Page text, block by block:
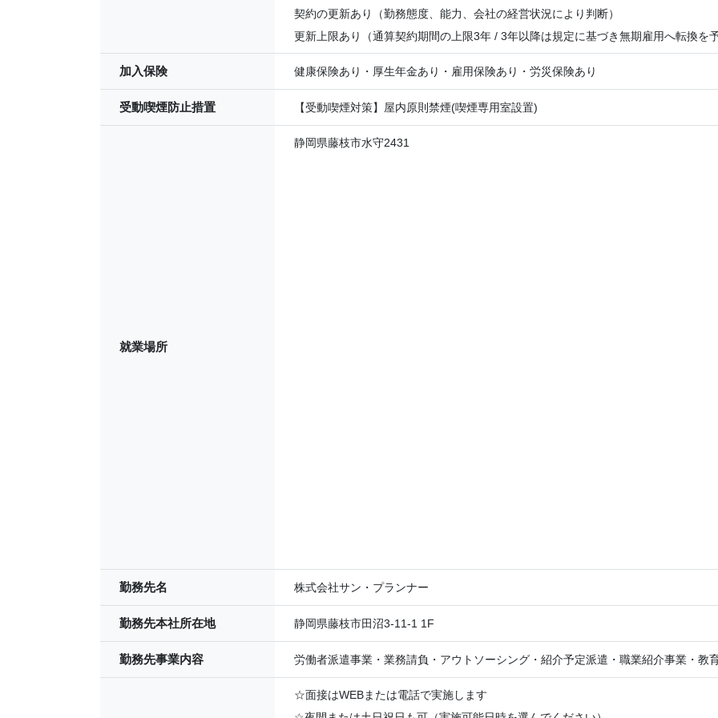
契約の更新あり（勤務態度、能力、会社の経営状況により判断）
更新上限あり（通算契約期間の上限3年 / 3年以降は規定に基づき無期雇用へ転換を
加入保険 健康保険あり・厚生年金あり・雇用保険あり・労災保険あり
受動喫煙防止措置 【受動喫煙対策】屋内原則禁煙(喫煙専用室設置)
就業場所
静岡県藤枝市水守2431
勤務先名 株式会社サン・プランナー
勤務先本社所在地 静岡県藤枝市田沼3-11-1 1F
勤務先事業内容 労働者派遣事業・業務請負・アウトソーシング・紹介予定派遣・職業紹介事業・教
☆面接はWEBまたは電話で実施します